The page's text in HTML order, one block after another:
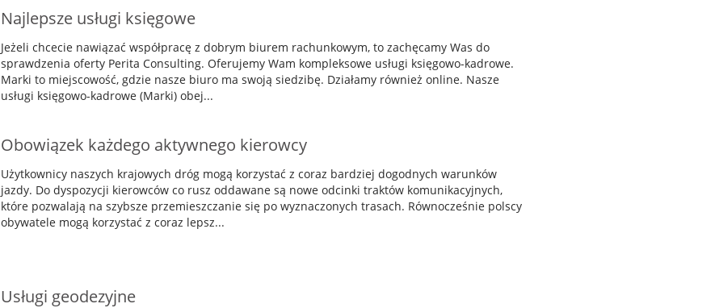
Najlepsze usługi księgowe
Jeżeli chcecie nawiązać współpracę z dobrym biurem rachunkowym, to zachęcamy Was do
sprawdzenia oferty Perita Consulting. Oferujemy Wam kompleksowe usługi księgowo-kadrowe.
Marki to miejscowość, gdzie nasze biuro ma swoją siedzibę. Działamy również online. Nasze
usługi księgowo-kadrowe (Marki) obej...
Obowiązek każdego aktywnego kierowcy
Użytkownicy naszych krajowych dróg mogą korzystać z coraz bardziej dogodnych warunków
jazdy. Do dyspozycji kierowców co rusz oddawane są nowe odcinki traktów komunikacyjnych,
które pozwalają na szybsze przemieszczanie się po wyznaczonych trasach. Równocześnie polscy
obywatele mogą korzystać z coraz lepsz...
Usługi geodezyjne